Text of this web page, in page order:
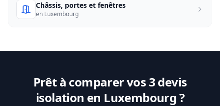
Châssis, portes et fenêtres
en Luxembourg
Prêt à comparer vos 3 devis
isolation en Luxembourg ?